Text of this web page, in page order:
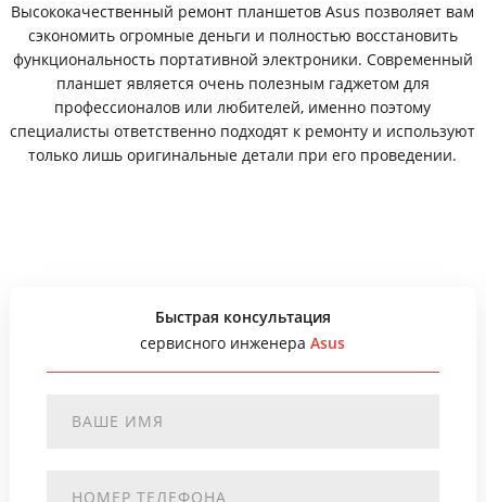
Высококачественный ремонт планшетов Asus позволяет вам
сэкономить огромные деньги и полностью восстановить
функциональность портативной электроники. Современный
планшет является очень полезным гаджетом для
профессионалов или любителей, именно поэтому
специалисты ответственно подходят к ремонту и используют
только лишь оригинальные детали при его проведении.
Быстрая консультация
сервисного инженераAsus